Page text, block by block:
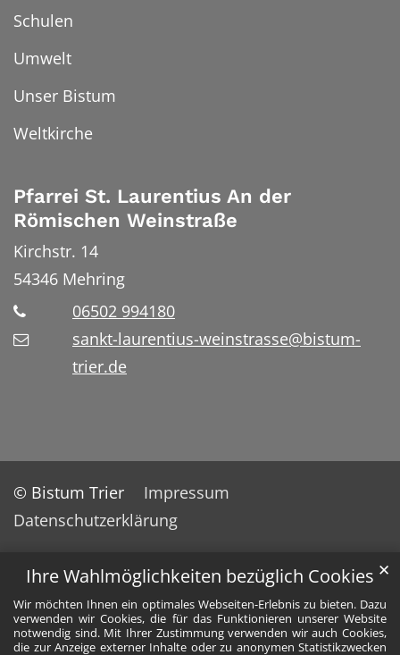
Ihre Wahlmöglichkeiten bezüglich Cookies
Wir möchten Ihnen ein optimales Webseiten-Erlebnis zu bieten. Dazu
verwenden wir Cookies, die für das Funktionieren unserer Website
notwendig sind. Mit Ihrer Zustimmung verwenden wir auch Cookies,
die zur Anzeige externer Inhalte oder zu anonymen Statistikzwecken
✕
Schulen
Umwelt
Unser Bistum
Weltkirche
Pfarrei St. Laurentius An der
Römischen Weinstraße
Kirchstr. 14
54346 Mehring
06502 994180
sankt-laurentius-weinstrasse@bistum-
trier.de
© Bistum Trier
Impressum
Datenschutzerklärung